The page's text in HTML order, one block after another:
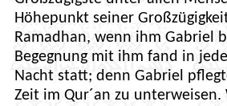
Höhepunkt seiner
Ramadhan, wenn ihm Gabriel
Begegnung mit ihm fand in
Nacht statt; denn Gabriel
Zeit im Qur´an zu